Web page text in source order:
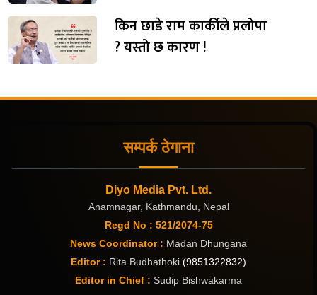
किन छाडे राम कार्कीले प्रलोपा
? यस्तो छ कारण !
सम्पर्क ठेगाना
Diyo Media Pvt. Ltd.
Anamnagar, Kathmandu, Nepal
Regd No : 521/2074-75
News Coordinator : Madan Dhungana
Editor : Rita Budhathoki (9851322832)
Editor in Chief : Sudip Bishwakarma